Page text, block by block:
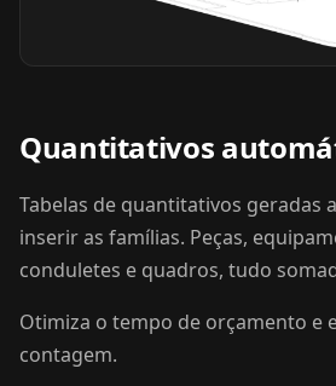
Quantitativos
Tabelas de quantitativos geradas
inserir as famílias. Peças,
conduletes e quadros, tudo
Otimiza o tempo de orçamento e
contagem.